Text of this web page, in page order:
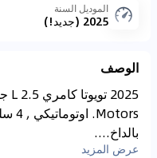
الموديل السنة
2025 (جديد!)
الوصف
بالداخ....
عرض المزيد